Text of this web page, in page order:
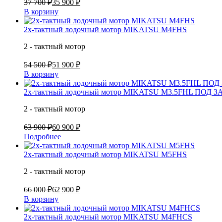
37 700 ₽35 900 ₽
В корзину
2х-тактный лодочный мотор MIKATSU M4FHS
2 - тактный мотор
54 500 ₽51 900 ₽
В корзину
2х-тактный лодочный мотор MIKATSU M3.5FHL ПОД
2 - тактный мотор
63 900 ₽60 900 ₽
Подробнее
2х-тактный лодочный мотор MIKATSU M5FHS
2 - тактный мотор
66 000 ₽62 900 ₽
В корзину
2х-тактный лодочный мотор MIKATSU M4FHCS